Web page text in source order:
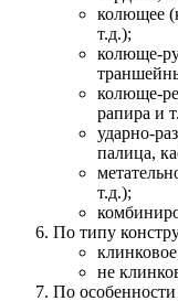
колющее
т.д.);
колюще-
колюще-
рапира и
ударно-
палица,
т.д.);
По типу
не
По особенности